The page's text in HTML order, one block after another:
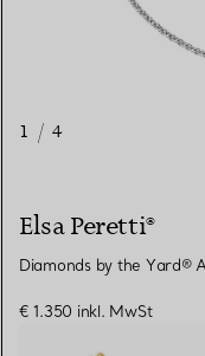
1 / 4
Elsa Peretti®
Diamonds by the Yard®
€ 1.350 inkl. MwSt